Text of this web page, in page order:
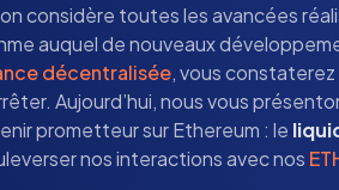
considère toutes les avancées
auquel de nouveaux
décentralisée, vous constaterez
Aujourd’hui, nous vous
prometteur sur Ethereum : le
nos interactions avec nos